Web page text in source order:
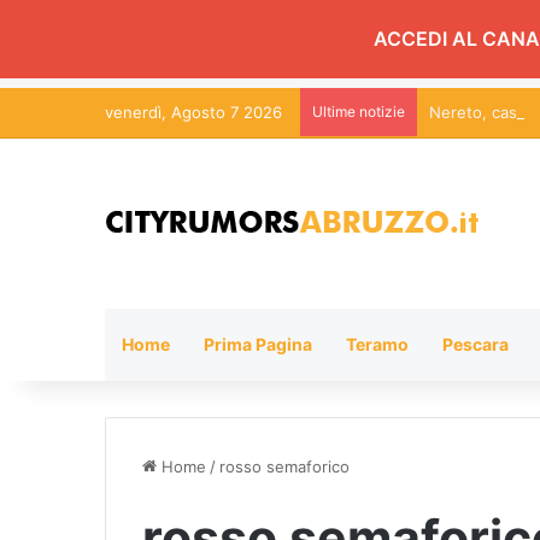
ACCEDI AL
venerdì, Agosto 7 2026 Ultime notizie
Home Prima Pagina Teramo Pescara
Home / rosso semaforico